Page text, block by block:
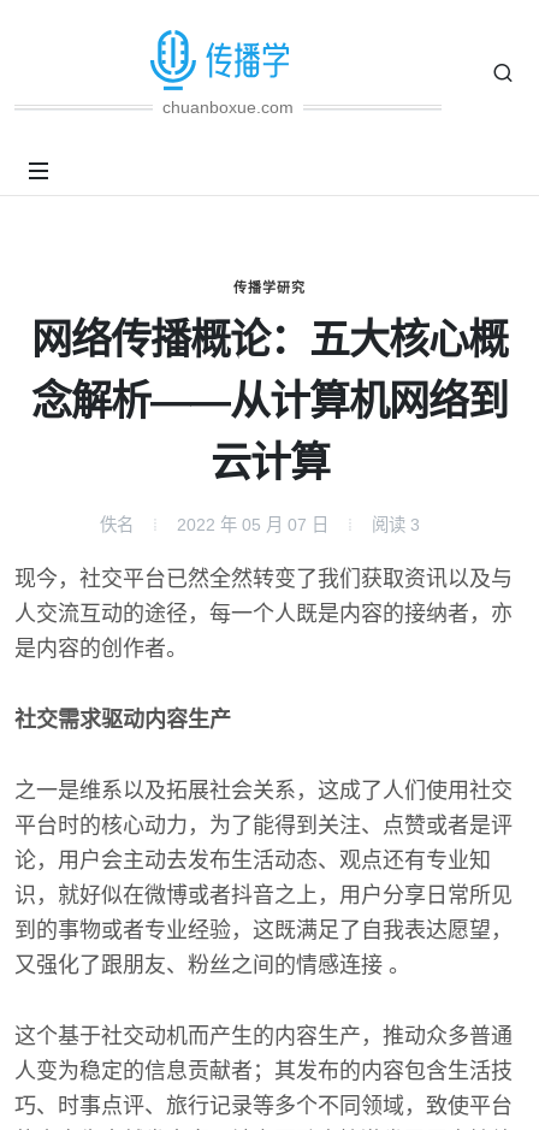
chuanboxue.com
传播学研究
网络传播概论：五大核心概
念解析——从计算机网络到
云计算
佚名 2022 年 05 月 07 日 阅读 3
现今，社交平台已然全然转变了我们获取资讯以及与
人交流互动的途径，每一个人既是内容的接纳者，亦
是内容的创作者。
社交需求驱动内容生产
之一是维系以及拓展社会关系，这成了人们使用社交
平台时的核心动力，为了能得到关注、点赞或者是评
论，用户会主动去发布生活动态、观点还有专业知
识，就好似在微博或者抖音之上，用户分享日常所见
到的事物或者专业经验，这既满足了自我表达愿望，
又强化了跟朋友、粉丝之间的情感连接 。
这个基于社交动机而产生的内容生产，推动众多普通
人变为稳定的信息贡献者；其发布的内容包含生活技
巧、时事点评、旅行记录等多个不同领域，致使平台